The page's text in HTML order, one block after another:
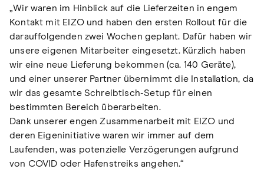
„Wir waren im Hinblick auf die Lieferzeiten in engem
Kontakt mit EIZO und haben den ersten Rollout für die
darauffolgenden zwei Wochen geplant. Dafür haben wir
unsere eigenen Mitarbeiter eingesetzt. Kürzlich haben
wir eine neue Lieferung bekommen (ca. 140 Geräte),
und einer unserer Partner übernimmt die Installation, da
wir das gesamte Schreibtisch-Setup für einen
bestimmten Bereich überarbeiten.
Dank unserer engen Zusammenarbeit mit EIZO und
deren Eigeninitiative waren wir immer auf dem
Laufenden, was potenzielle Verzögerungen aufgrund
von COVID oder Hafenstreiks angehen.“